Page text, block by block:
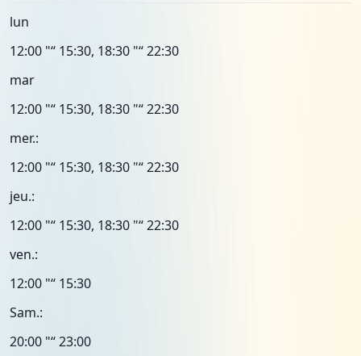
lun
12:00 "“ 15:30, 18:30 "“ 22:30
mar
12:00 "“ 15:30, 18:30 "“ 22:30
mer.:
12:00 "“ 15:30, 18:30 "“ 22:30
jeu.:
12:00 "“ 15:30, 18:30 "“ 22:30
ven.:
12:00 "“ 15:30
Sam.:
20:00 "“ 23:00